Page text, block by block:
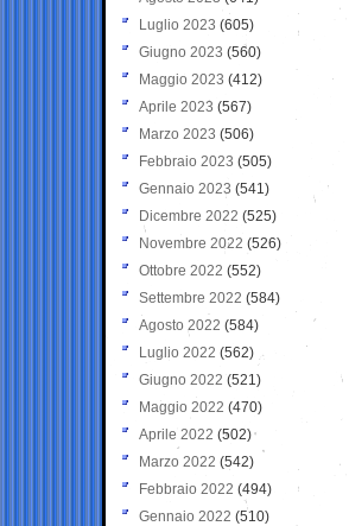
Luglio 2023 (605)
Giugno 2023 (560)
Maggio 2023 (412)
Aprile 2023 (567)
Marzo 2023 (506)
Febbraio 2023 (505)
Gennaio 2023 (541)
Dicembre 2022 (525)
Novembre 2022 (526)
Ottobre 2022 (552)
Settembre 2022 (584)
Agosto 2022 (584)
Luglio 2022 (562)
Giugno 2022 (521)
Maggio 2022 (470)
Aprile 2022 (502)
Marzo 2022 (542)
Febbraio 2022 (494)
Gennaio 2022 (510)